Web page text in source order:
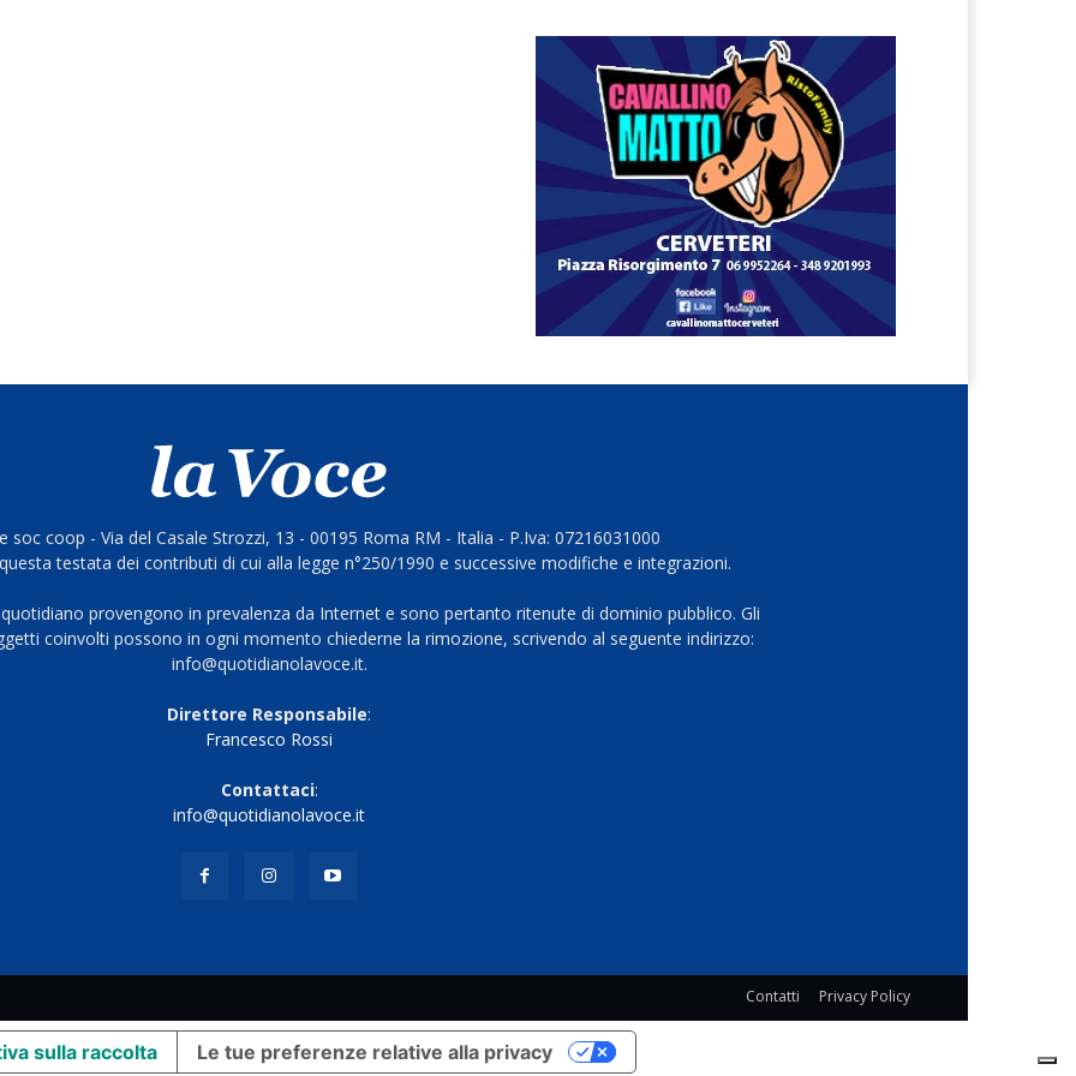
soc coop - Via del Casale Strozzi, 13 - 00195 Roma RM - Italia - P.Iva: 07216031000
testata dei contributi di cui alla legge n°250/1990 e successive modifiche e integrazioni.
provengono in prevalenza da Internet e sono pertanto ritenute di dominio pubblico. Gli
coinvolti possono in ogni momento chiederne la rimozione, scrivendo al seguente indirizzo:
info@quotidianolavoce.it.
Direttore Responsabile:
Francesco Rossi
Contattaci:
info@quotidianolavoce.it
Contatti Privacy Policy
sulla raccolta Le tue preferenze relative alla privacy